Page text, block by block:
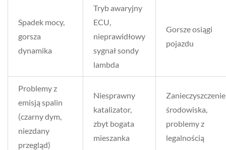
Spadek mocy,
gorsza
dynamika
Tryb awaryjny
ECU,
nieprawidłowy
sygnał sondy
lambda
Gorsze osiągi
pojazdu
Problemy z
emisją spalin
(czarny dym,
niezdany
przegląd)
Niesprawny
katalizator,
zbyt bogata
mieszanka
Zanieczyszczenie
środowiska,
problemy z
legalnością